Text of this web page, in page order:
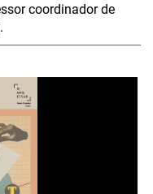
coordinador de